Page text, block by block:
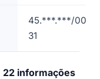
45.***.***/0001-
31
22 informações